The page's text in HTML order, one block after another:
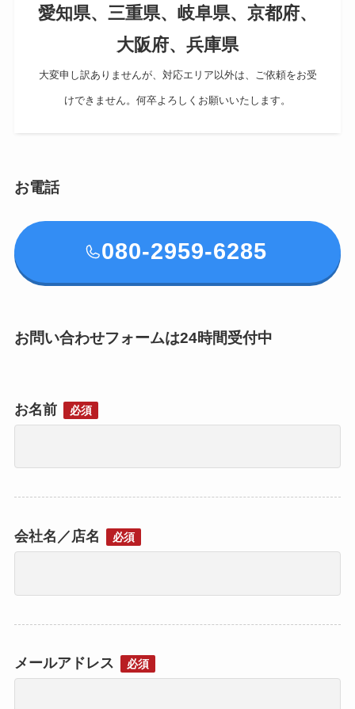
愛知県、三重県、岐阜県、京都府、
大阪府、兵庫県
大変申し訳ありませんが、対応エリア以外は、ご依頼をお受
けできません。何卒よろしくお願いいたします。
お電話
080-2959-6285
お問い合わせフォームは24時間受付中
お名前 必須
会社名／店名 必須
メールアドレス 必須